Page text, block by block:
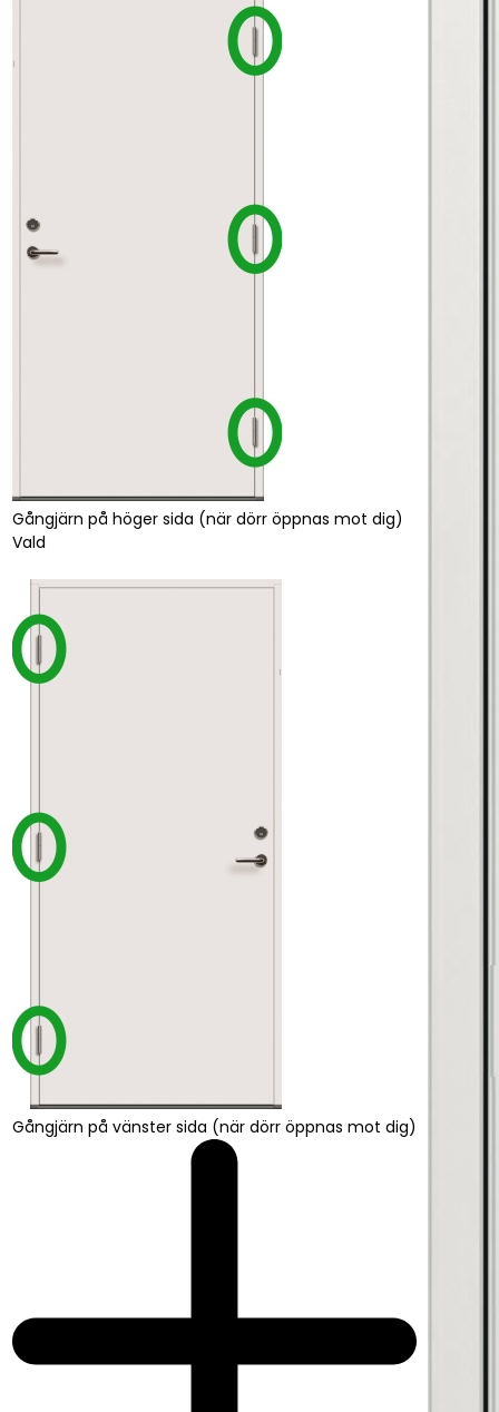
Gångjärn på höger sida (när dörr öppnas mot dig)
Vald
Gångjärn på vänster sida (när dörr öppnas mot dig)